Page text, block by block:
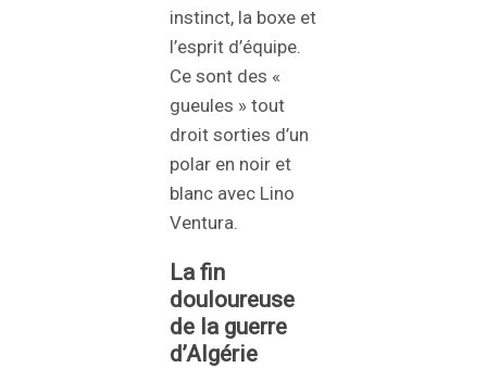
instinct, la boxe et
l’esprit d’équipe.
Ce sont des «
gueules » tout
droit sorties d’un
polar en noir et
blanc avec Lino
Ventura.
La fin
douloureuse
de la guerre
d’Algérie